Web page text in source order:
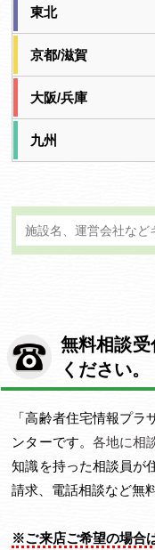
東北
京都/滋賀
大阪/兵庫
九州
無料相談
ください。
「高齢者住宅情報プ
ンターです。 各地に相
知識を持った相談員が
請求、電話相談など無
※ご来店ご希望の場合